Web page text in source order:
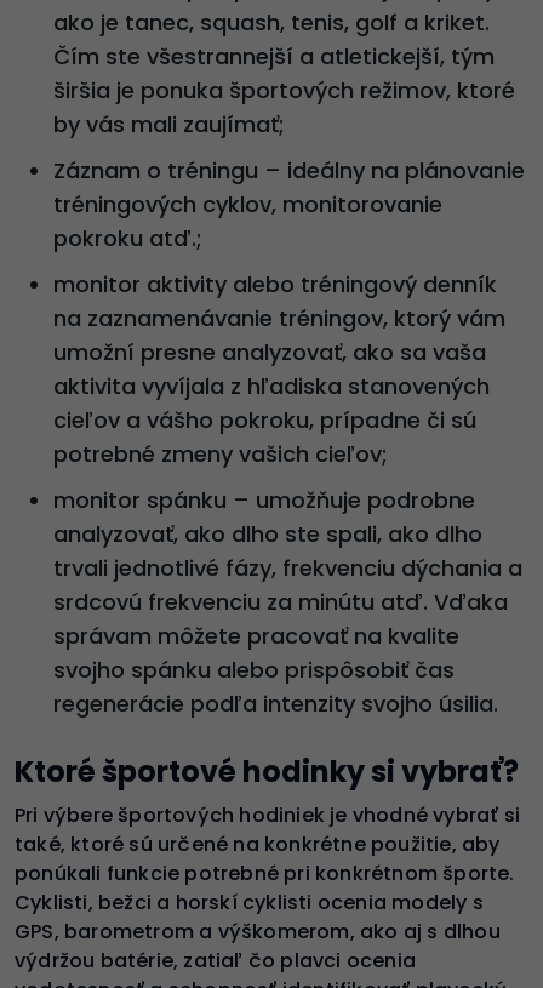
ako je tanec, squash, tenis, golf a kriket.
Čím ste všestrannejší a atletickejší, tým
širšia je ponuka športových režimov, ktoré
by vás mali zaujímať;
Záznam o tréningu – ideálny na plánovanie
tréningových cyklov, monitorovanie
pokroku atď.;
monitor aktivity alebo tréningový denník
na zaznamenávanie tréningov, ktorý vám
umožní presne analyzovať, ako sa vaša
aktivita vyvíjala z hľadiska stanovených
cieľov a vášho pokroku, prípadne či sú
potrebné zmeny vašich cieľov;
monitor spánku – umožňuje podrobne
analyzovať, ako dlho ste spali, ako dlho
trvali jednotlivé fázy, frekvenciu dýchania a
srdcovú frekvenciu za minútu atď. Vďaka
správam môžete pracovať na kvalite
svojho spánku alebo prispôsobiť čas
regenerácie podľa intenzity svojho úsilia.
Ktoré športové hodinky si vybrať?
Pri výbere športových hodiniek je vhodné vybrať si
také, ktoré sú určené na konkrétne použitie, aby
ponúkali funkcie potrebné pri konkrétnom športe.
Cyklisti, bežci a horskí cyklisti ocenia modely s
GPS, barometrom a výškomerom, ako aj s dlhou
výdržou batérie, zatiaľ čo plavci ocenia